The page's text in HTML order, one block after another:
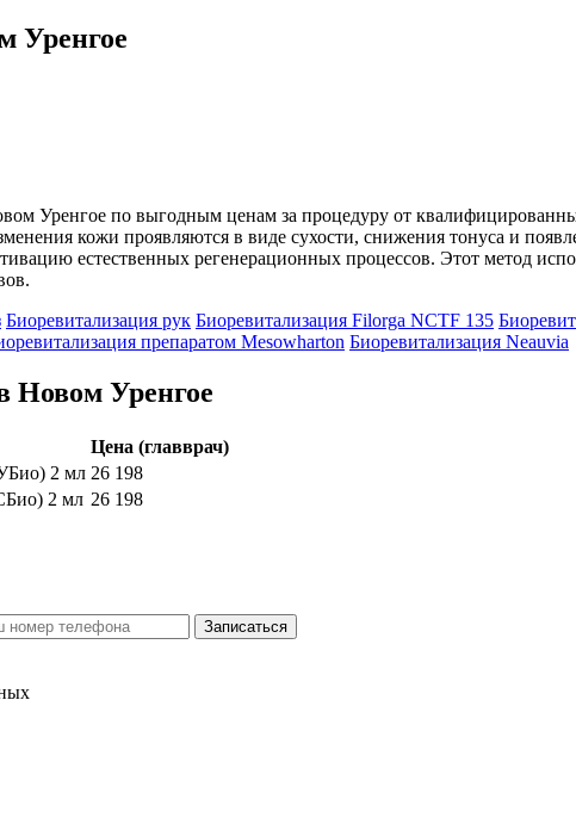
Уренгое
Уренгое по выгодным ценам за процедуру от
кожи проявляются в виде сухости, снижения тонуса и
естественных регенерационных процессов. Этот метод
Биоревитализация рук Биоревитализация Filorga NCTF 135
препаратом Mesowharton Биоревитализация Neauvia
Новом Уренгое
Цена (главврач)
2 мл 26 198
2 мл 26 198
Записаться